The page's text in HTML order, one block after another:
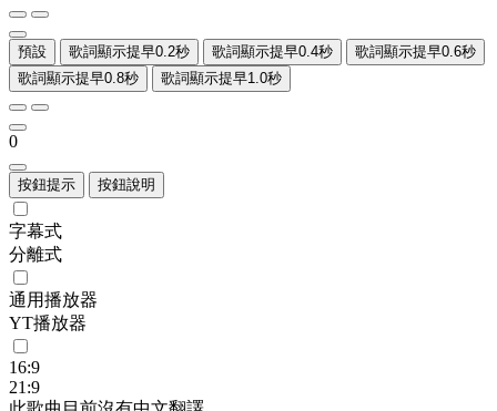
預設 歌詞顯示提早0.2秒 歌詞顯示提早0.4秒
歌詞顯示提早0.6秒
歌詞顯示提早0.8秒
歌詞顯示提早1.0秒
0
按鈕提示 按鈕說明
字幕式
分離式
通用播放器
YT播放器
16:9
21:9